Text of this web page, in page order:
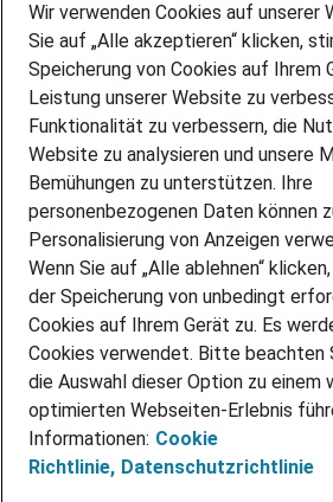
DEINE BERUFSGRUPPE
DEINE LEBENSSITUATION
PARTNERSHIP WITH AIRBUS
INITIATIV BEWERBEN
ÜBER UNS
STANDORTE
BLOG
PRESSE
KONTAKT
@Adecco 2026
IMPRESSUM
DATENSCHUTZ
Wir verwenden Cookies auf unserer
Sie auf „Alle akzeptieren“ klicken,
Speicherung von Cookies auf Ihrem
Leistung unserer Website zu
Funktionalität zu verbessern, die
Website zu analysieren und unsere
Bemühungen zu unterstützen. Ihre
personenbezogenen Daten können
Personalisierung von Anzeigen
Wenn Sie auf „Alle ablehnen“
der Speicherung von unbedingt
Cookies auf Ihrem Gerät zu. Es
Cookies verwendet. Bitte beachten
die Auswahl dieser Option zu einem
optimierten Webseiten-Erlebnis
Informationen: Cookie
Richtlinie, Datenschutzrichtlinie